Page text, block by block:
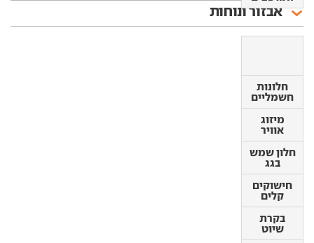
אבזור ונוחות
חלונות
חשמליים
מיזוג
אוויר
חלון שמש
בגג
חישוקים
קלים
בקרת
שיוט
חלונות
חשמליים
מיזוג
אוויר
חלון שמש
בגג
חישוקים
קלים
בקרת
שיוט